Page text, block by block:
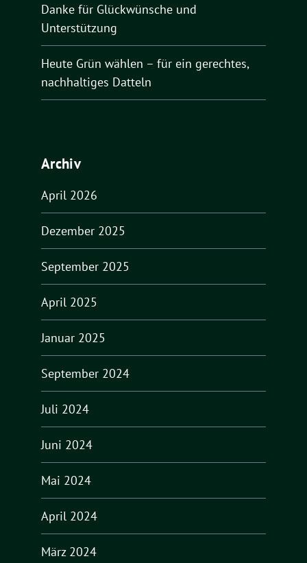
Danke für Glückwünsche und
Unterstützung
Heute Grün wählen – für ein gerechtes,
nachhaltiges Datteln
Archiv
April 2026
Dezember 2025
September 2025
April 2025
Januar 2025
September 2024
Juli 2024
Juni 2024
Mai 2024
April 2024
März 2024